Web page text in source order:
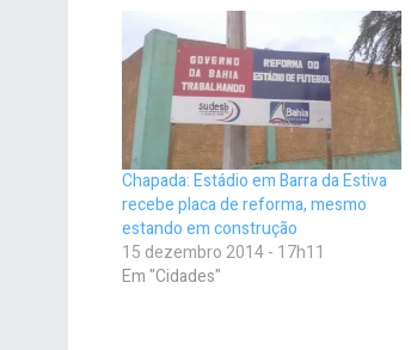
Chapada: Estádio em Barra da Estiva
recebe placa de reforma, mesmo
estando em construção
15 dezembro 2014 - 17h11
Em "Cidades"